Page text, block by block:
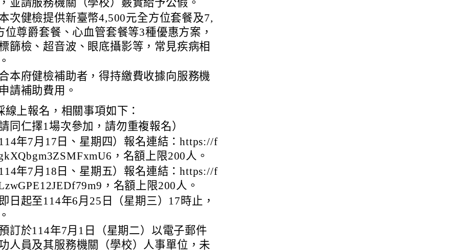
並請服務機關（學校）覈實給予公假。
次健檢提供新臺幣4,500元全方位套餐及7,
位尊爵套餐、心血管套餐等3種優惠方案，
篩檢、超音波、眼底攝影等，常見疾病相
本府健檢補助者，得持繳費收據向服務機
請補助費用。
線上報名，相關事項如下：
同仁擇1場次參加，請勿重複報名）
年7月17日、星期四）報名連結：https://f
，名額上限200人。
年7月18日、星期五）報名連結：https://f
，名額上限200人。
日起至114年6月25日（星期三）17時止，
訂於114年7月1日（星期二）以電子郵件
人員及其服務機關（學校）人事單位，未